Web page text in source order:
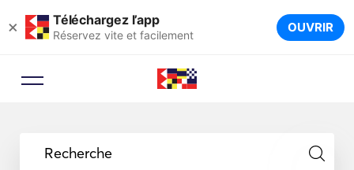
× Téléchargez l’app
Réservez vite et facilement OUVRIR
Recherche